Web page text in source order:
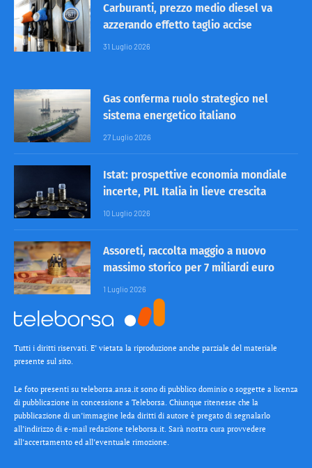
Carburanti, prezzo medio diesel va
azzerando effetto taglio accise
31 Luglio 2026
Gas conferma ruolo strategico nel
sistema energetico italiano
27 Luglio 2026
Istat: prospettive economia mondiale
incerte, PIL Italia in lieve crescita
10 Luglio 2026
Assoreti, raccolta maggio a nuovo
massimo storico per 7 miliardi euro
1 Luglio 2026
Tutti i diritti riservati. E’ vietata la riproduzione anche parziale del materiale
presente sul sito.
Le foto presenti su teleborsa.ansa.it sono di pubblico dominio o soggette a licenza
di pubblicazione in concessione a Teleborsa. Chiunque ritenesse che la
pubblicazione di un’immagine leda diritti di autore è pregato di segnalarlo
all’indirizzo di e-mail redazione teleborsa.it. Sarà nostra cura provvedere
all’accertamento ed all’eventuale rimozione.